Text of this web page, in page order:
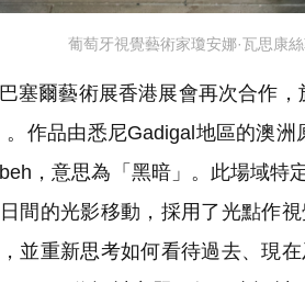
葡萄牙視覺藝術家瓊安娜·瓦思康
塞爾藝術展香港展會再次合作
作品由悉尼Gadigal地區的澳
，意思為「黑暗」。此場域
間的光影移動，採用了光點作
並重新思考如何看待過去、現